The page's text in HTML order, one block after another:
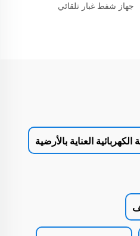
جهاز شفط غبار تلقائي
العناية بالأرضية